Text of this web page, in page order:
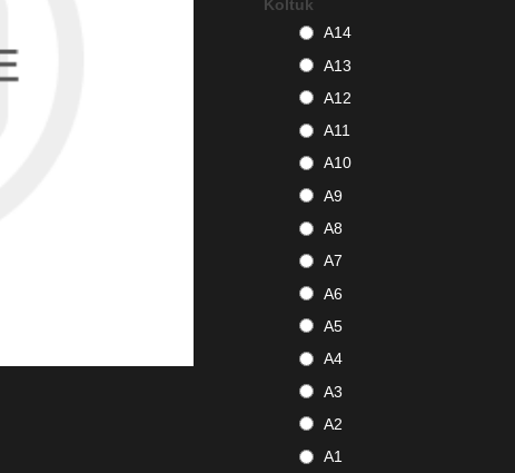
Koltuk
A14
A13
A12
A11
A10
A9
A8
A7
A6
A5
A4
A3
A2
A1